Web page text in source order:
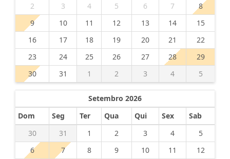
2
3 4 5 6 7
8
9
10 11 12 13 14
15
16
17 18 19 20 21
22
23
24 25 26 27 28
29
30
31 1 2 3 4 5
Setembro 2026
Dom
Seg Ter Qua Qui Sex
Sab
30
31 1 2 3 4
5
6
7 8 9 10 11
12